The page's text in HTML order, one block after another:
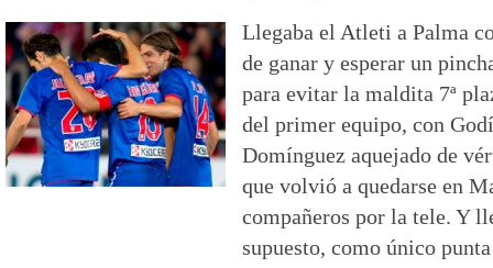
Llegaba el Atleti a Palma
de ganar y esperar un
para evitar la maldita 7ª
del primer equipo, con
Domínguez aquejado de
que volvió a quedarse en
compañeros por la tele. Y
supuesto, como único